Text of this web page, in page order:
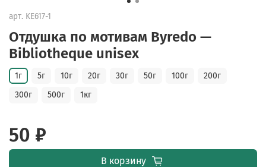
арт. KE617-1
Отдушка по мотивам Byredo —
Bibliotheque unisex
1г 5г 10г 20г 30г 50г 100г
200г
300г
500г 1кг
50 ₽
В корзину